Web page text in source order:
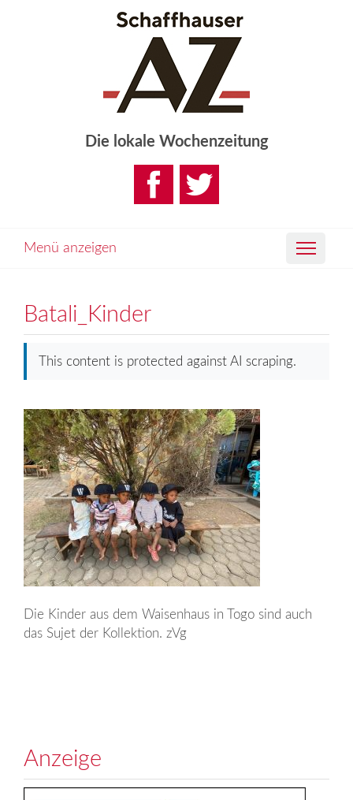
Die lokale Wochenzeitung
Menü anzeigen
Batali_Kinder
This content is protected against AI scraping.
Die Kinder aus dem Waisenhaus in Togo sind auch
das Sujet der Kollektion. zVg
Anzeige